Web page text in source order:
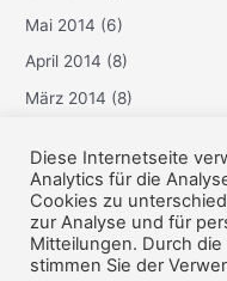
Mai 2014 (6)
April 2014 (8)
März 2014 (8)
Januar 2014(3)
Dezember 2013(6)
Diese Internetseite
Analytics für die
Cookies zu
zur Analyse und für
Mitteilungen. Durch
stimmen Sie der